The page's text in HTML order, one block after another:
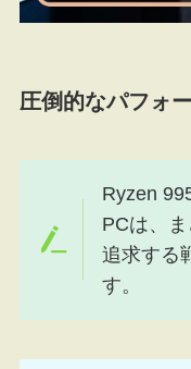
圧倒的なパフォ
Ryzen
PCは、
追求する
す。